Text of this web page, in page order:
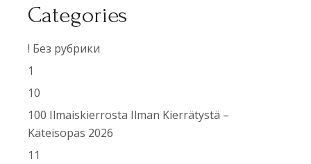
Categories
! Без рубрики
1
10
100 Ilmaiskierrosta Ilman Kierrätystä –
Käteisopas 2026
11